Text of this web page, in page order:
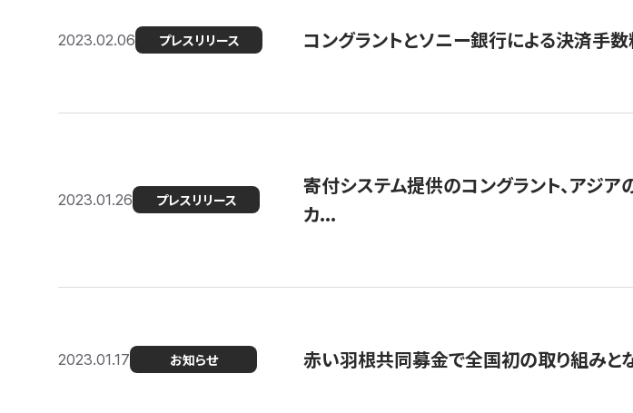
2023.02.06 プレスリリース コングラントとソニー銀行による決済手
2023.01.26 プレスリリース
寄付システム提供のコングラント、アジ
カ...
2023.01.17 お知らせ 赤い羽根共同募金で全国初の取り組みと